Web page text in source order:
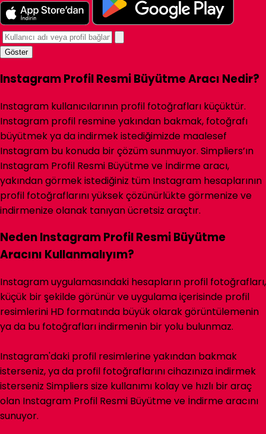
Göster
Instagram Profil Resmi Büyütme Aracı Nedir?
Instagram kullanıcılarının profil fotoğrafları küçüktür.
Instagram profil resmine yakından bakmak, fotoğrafı
büyütmek ya da indirmek istediğimizde maalesef
Instagram bu konuda bir çözüm sunmuyor. Simpliers’ın
Instagram Profil Resmi Büyütme ve İndirme aracı,
yakından görmek istediğiniz tüm Instagram hesaplarının
profil fotoğraflarını yüksek çözünürlükte görmenize ve
indirmenize olanak tanıyan ücretsiz araçtır.
Neden Instagram Profil Resmi Büyütme
Aracını Kullanmalıyım?
Instagram uygulamasındaki hesapların profil fotoğrafları,
küçük bir şekilde görünür ve uygulama içerisinde profil
resimlerini HD formatında büyük olarak görüntülemenin
ya da bu fotoğrafları indirmenin bir yolu bulunmaz.
Instagram'daki profil resimlerine yakından bakmak
isterseniz, ya da profil fotoğraflarını cihazınıza indirmek
isterseniz Simpliers size kullanımı kolay ve hızlı bir araç
olan Instagram Profil Resmi Büyütme ve İndirme aracını
sunuyor.